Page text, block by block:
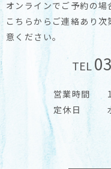
オンラインでご予約の
こちらからご連絡あり
意ください。
TEL
営業時間
定休日